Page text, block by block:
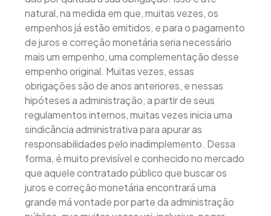
natural, na medida em que, muitas vezes, os
empenhos já estão emitidos, e para o pagamento
de juros e correção monetária seria necessário
mais um empenho, uma complementação desse
empenho original. Muitas vezes, essas
obrigações são de anos anteriores, e nessas
hipóteses a administração, a partir de seus
regulamentos internos, muitas vezes inicia uma
sindicância administrativa para apurar as
responsabilidades pelo inadimplemento. Dessa
forma, é muito previsível e conhecido no mercado
que aquele contratado público que buscar os
juros e correção monetária encontrará uma
grande má vontade por parte da administração